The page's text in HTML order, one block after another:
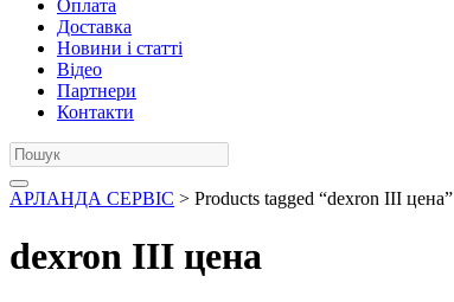
Оплата
Доставка
Новини і статті
Відео
Партнери
Контакти
АРЛАНДА СЕРВІС > Products tagged “dexron III цена”
dexron III цена